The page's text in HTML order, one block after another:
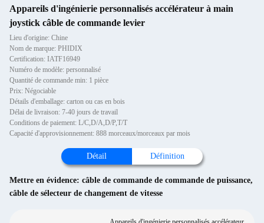
Appareils d'ingénierie personnalisés accélérateur à main
joystick câble de commande levier
Lieu d'origine: Chine
Nom de marque: PHIDIX
Certification: IATF16949
Numéro de modèle: personnalisé
Quantité de commande min: 1 pièce
Prix: Négociable
Détails d'emballage: carton ou cas en bois
Délai de livraison: 7-40 jours de travail
Conditions de paiement: L/C,D/A,D/P,T/T
Capacité d'approvisionnement: 888 morceaux/morceaux par mois
Détail Définition
Mettre en évidence: câble de commande de commande de puissance,
câble de sélecteur de changement de vitesse